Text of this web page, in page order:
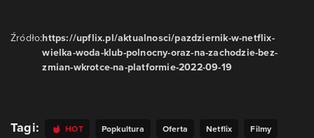
Źródło:https://upflix.pl/aktualnosci/pazdziernik-w-netflix-
wielka-woda-klub-polnocny-oraz-na-zachodzie-bez-
zmian-wkrotce-na-platformie-2022-09-19
Tagi: HOT Popkultura Oferta Netflix
Filmy